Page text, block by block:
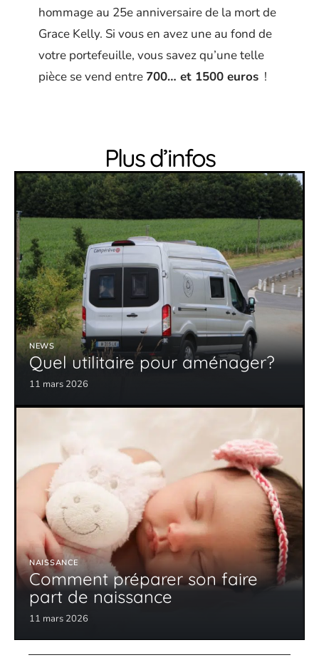
hommage au 25e anniversaire de la mort de
Grace Kelly. Si vous en avez une au fond de
votre portefeuille, vous savez qu’une telle
pièce se vend entre 700… et 1500 euros !
Plus d’infos
NEWS
Quel utilitaire pour aménager?
11 mars 2026
NAISSANCE
Comment préparer son faire
part de naissance
11 mars 2026